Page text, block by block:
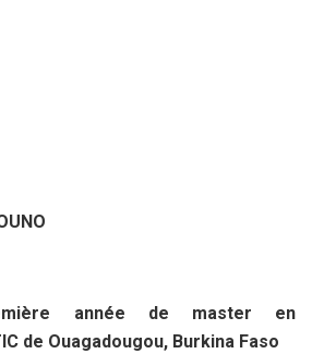
année de master en
de Ouagadougou, Burkina Faso